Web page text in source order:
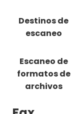
Destinos de
escaneo
Escaneo de
formatos de
archivos